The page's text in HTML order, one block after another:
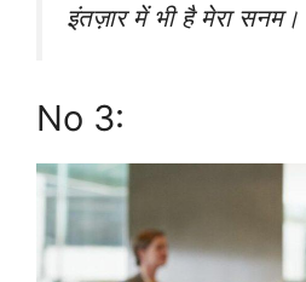
इंतज़ार में भी है मेरा सनम।
No 3: